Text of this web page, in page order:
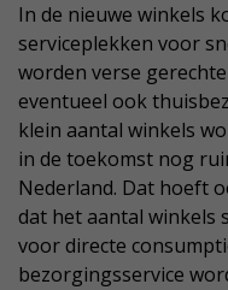
In de nieuwe winkels
serviceplekken voor
worden verse
eventueel ook
klein aantal winkels
in de toekomst nog
Nederland. Dat hoeft
dat het aantal winkels
voor directe
bezorgingsservice